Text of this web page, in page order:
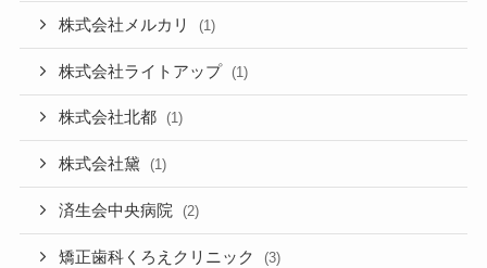
株式会社メルカリ (1)
株式会社ライトアップ (1)
株式会社北都 (1)
株式会社黛 (1)
済生会中央病院 (2)
矯正歯科くろえクリニック (3)